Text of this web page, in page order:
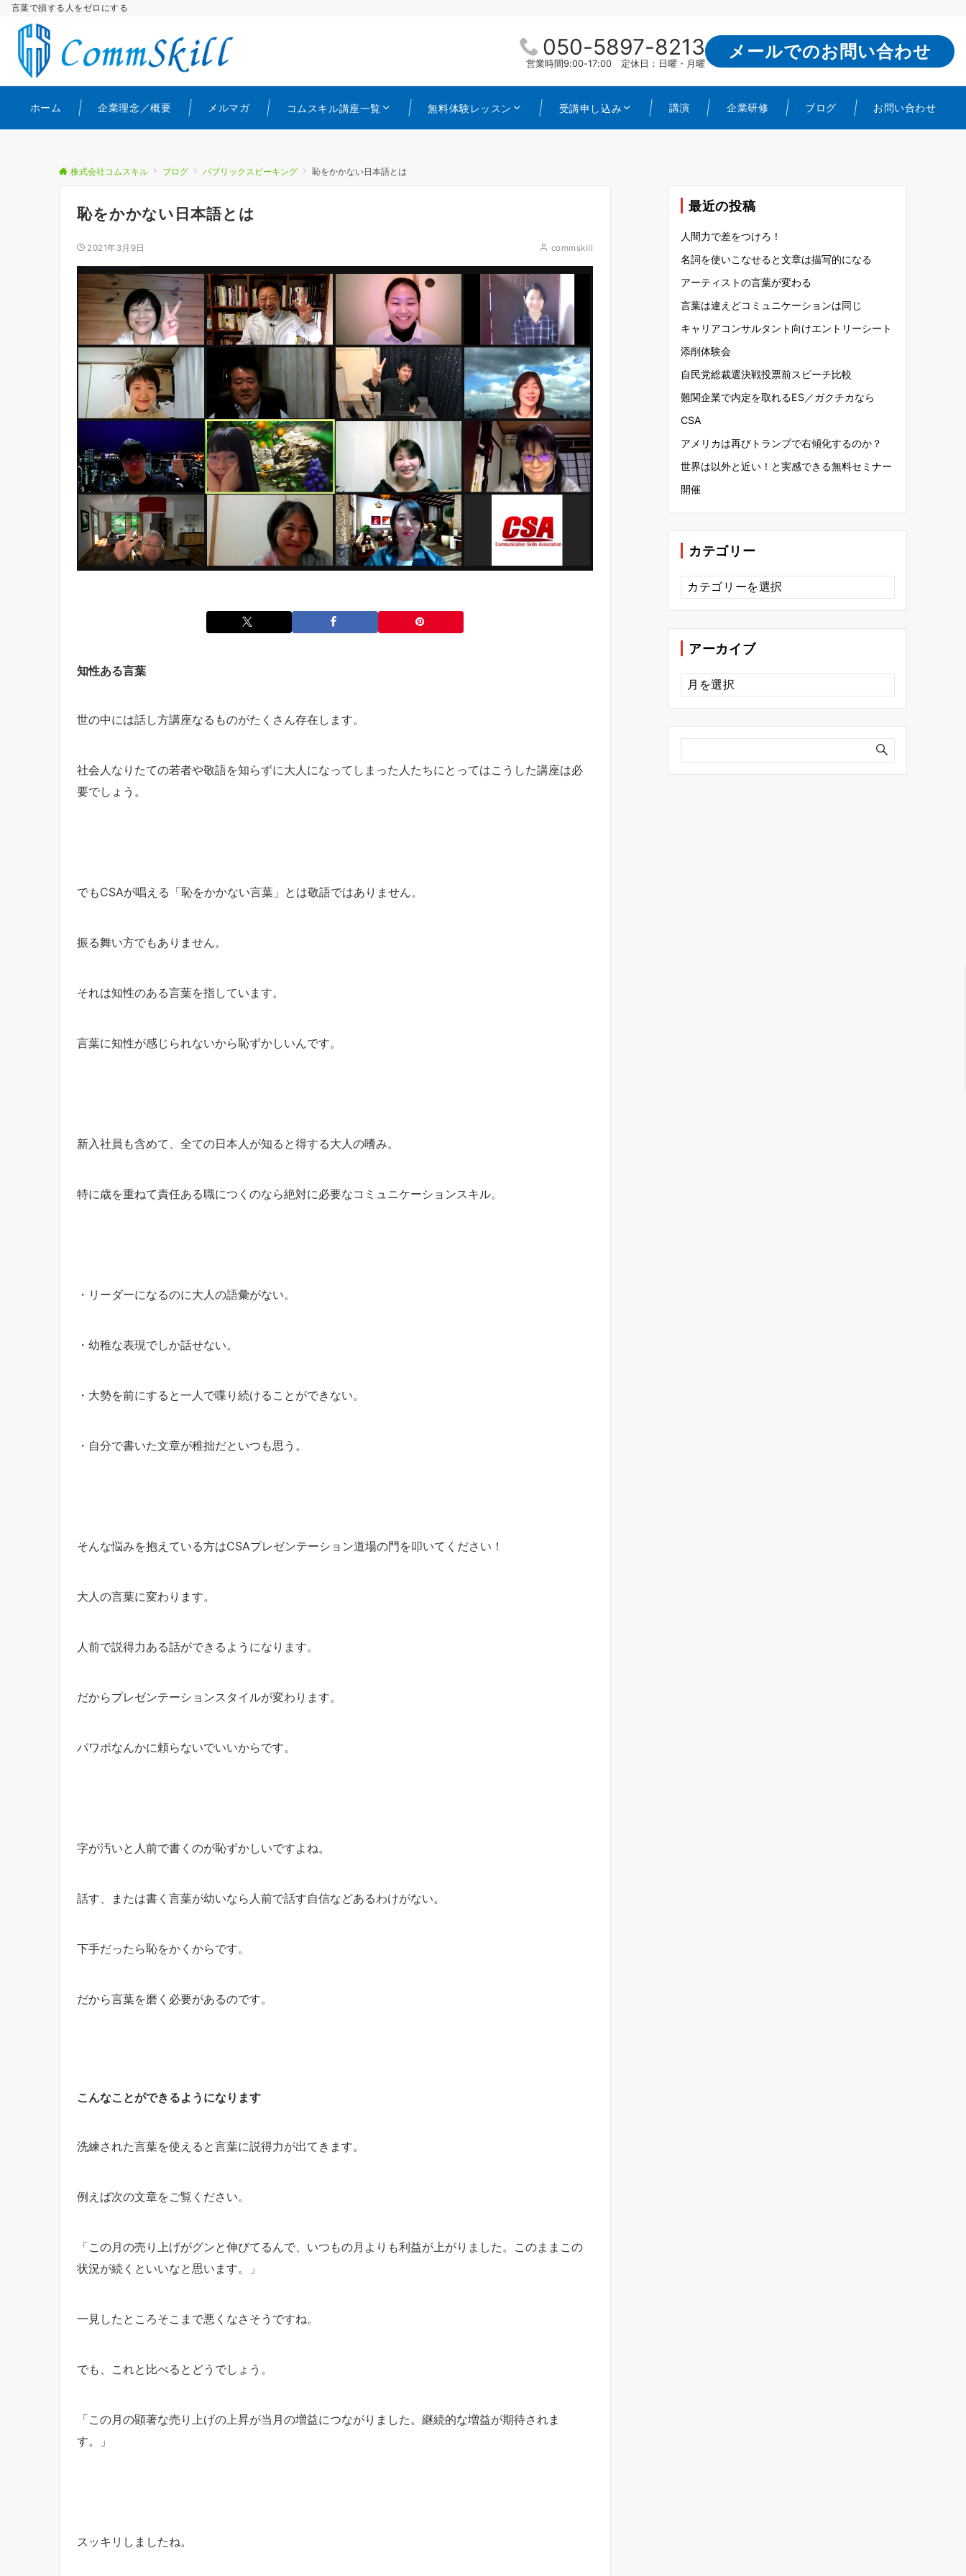
言葉で損する人をゼロにする
050-5897-8213
営業時間9:00-17:00 定休日：日曜・月曜
メールでのお問い合わせ
ホーム 企業理念／概要 メルマガ コムスキル講座一覧 無料体験レッスン 受講申し込み 講演 企業研修 ブログ お問い合わせ
株式会社コムスキル ブログ パブリックスピーキング 恥をかかない日本語とは
恥をかかない日本語とは
2021年3月9日 commskill
知性ある言葉
世の中には話し方講座なるものがたくさん存在します。
社会人なりたての若者や敬語を知らずに大人になってしまった人たちにとってはこうした講座は必
要でしょう。
でもCSAが唱える「恥をかかない言葉」とは敬語ではありません。
振る舞い方でもありません。
それは知性のある言葉を指しています。
言葉に知性が感じられないから恥ずかしいんです。
新入社員も含めて、全ての日本人が知ると得する大人の嗜み。
特に歳を重ねて責任ある職につくのなら絶対に必要なコミュニケーションスキル。
・リーダーになるのに大人の語彙がない。
・幼稚な表現でしか話せない。
・大勢を前にすると一人で喋り続けることができない。
・自分で書いた文章が稚拙だといつも思う。
そんな悩みを抱えている方はCSAプレゼンテーション道場の門を叩いてください！
大人の言葉に変わります。
人前で説得力ある話ができるようになります。
だからプレゼンテーションスタイルが変わります。
パワポなんかに頼らないでいいからです。
字が汚いと人前で書くのが恥ずかしいですよね。
話す、または書く言葉が幼いなら人前で話す自信などあるわけがない。
下手だったら恥をかくからです。
だから言葉を磨く必要があるのです。
こんなことができるようになります
洗練された言葉を使えると言葉に説得力が出てきます。
例えば次の文章をご覧ください。
「この月の売り上げがグンと伸びてるんで、いつもの月よりも利益が上がりました。このままこの
状況が続くといいなと思います。」
一見したところそこまで悪くなさそうですね。
でも、これと比べるとどうでしょう。
「この月の顕著な売り上げの上昇が当月の増益につながりました。継続的な増益が期待されま
す。」
スッキリしましたね。
最近の投稿
人間力で差をつけろ！
名詞を使いこなせると文章は描写的になる
アーティストの言葉が変わる
言葉は違えどコミュニケーションは同じ
キャリアコンサルタント向けエントリーシート
添削体験会
自民党総裁選決戦投票前スピーチ比較
難関企業で内定を取れるES／ガクチカなら
CSA
アメリカは再びトランプで右傾化するのか？
世界は以外と近い！と実感できる無料セミナー
開催
カテゴリー
カ
テ
ゴ
ー
アーカイブ
ア
ー
カ
ブ